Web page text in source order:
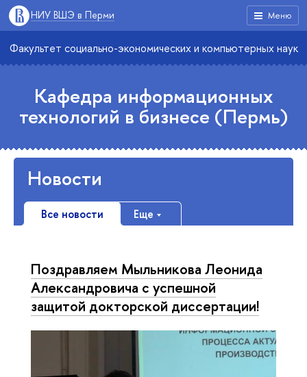
Меню
НИУ ВШЭ в Перми
Факультет социально-экономических и компьютерных наук
Кафедра информационных
технологий в бизнесе (Пермь)
Новости
Все новости Еще
Поздравляем Мыльникова Леонида
Александровича с успешной
защитой докторской диссертации!